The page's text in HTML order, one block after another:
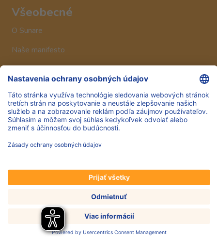
Všeobecné
O Sunare
Naše manifesto
Sledujte nás
Copyright © Hero 2025